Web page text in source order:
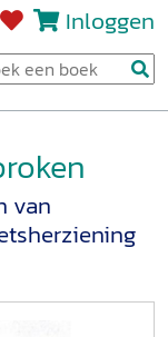
Inloggen
van